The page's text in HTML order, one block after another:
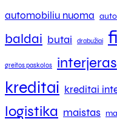
automobiliu nuoma
baldai butai drabužiai
greitos paskolos interjeras
kreditai kreditai
logistika maistas